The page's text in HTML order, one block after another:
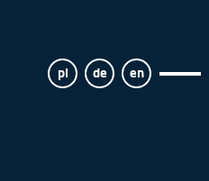
pl de en